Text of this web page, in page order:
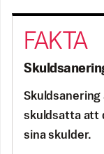
skuldsatta att
sina skulder.